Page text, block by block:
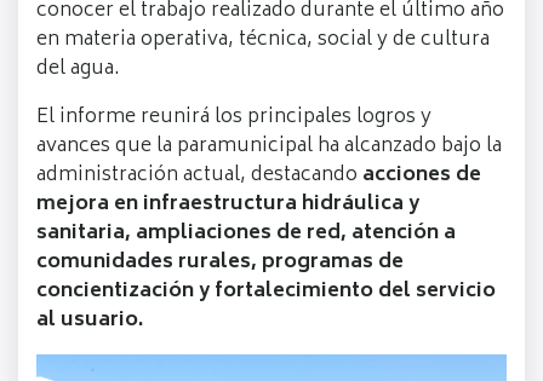
conocer el trabajo realizado durante el último año
en materia operativa, técnica, social y de cultura
del agua.
El informe reunirá los principales logros y
avances que la paramunicipal ha alcanzado bajo la
administración actual, destacando acciones de
mejora en infraestructura hidráulica y
sanitaria, ampliaciones de red, atención a
comunidades rurales, programas de
concientización y fortalecimiento del servicio
al usuario.